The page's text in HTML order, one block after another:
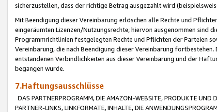
sicherzustellen, dass der richtige Betrag ausgezahlt wird
Mit Beendigung dieser Vereinbarung erlöschen alle Rechte und
eingeräumten Lizenzen/Nutzungsrechte; hiervon ausgenommen sind
Programmrichtlinien festgelegten Rechte und Pflichten der Parteien
Vereinbarung, die nach Beendigung dieser Vereinbarung
entstandenen Verbindlichkeiten aus dieser Vereinbarung und der
begangen wurde.
7.Haftungsausschlüsse
DAS PARTNERPROGRAMM, DIE AMAZON-WEBSITE, PRODUKTE UND
PARTNER-LINKS, LINKFORMATE, INHALTE, DIE